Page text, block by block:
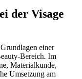
der Visage
einer
Bereich. Im
Materialkunde,
Umsetzung am